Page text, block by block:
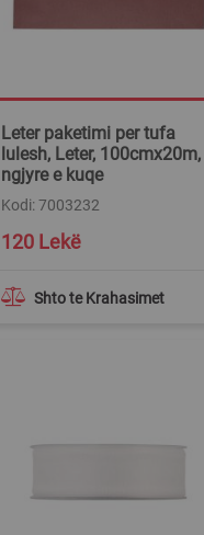
Leter paketimi per tufa
lulesh, Leter, 100cmx20m,
ngjyre e kuqe
Kodi: 7003232
Shto te Krahasimet
120 Lekë